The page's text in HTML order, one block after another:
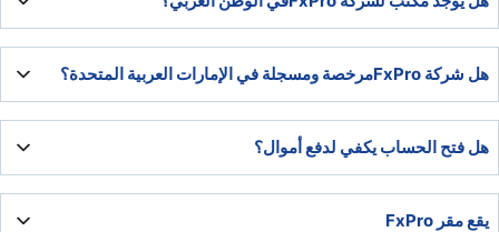
ايصال مرافق او كشف حساب بنكي حديث لا يكون قد مر عليه أكثر من
ستة أشهر.
نعم يوجد لشركة اف اكس برو مكتب في مدينة دبي يمكنك زيارته باي
وقت.
هل شركة FxProمرخصة ومسجلة في الإمارات العربية المتحدة؟
نعم شركة اف اكس برو مسجلة ومرخصة في الإمارات العربية المتحدة.
هل فتح الحساب يكفي لدفع أموال؟
يقع مقر FxPro